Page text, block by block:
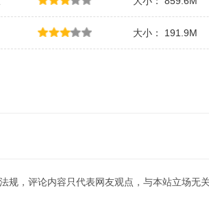
大小： 191.9M
规，评论内容只代表网友观点，与本站立场无关